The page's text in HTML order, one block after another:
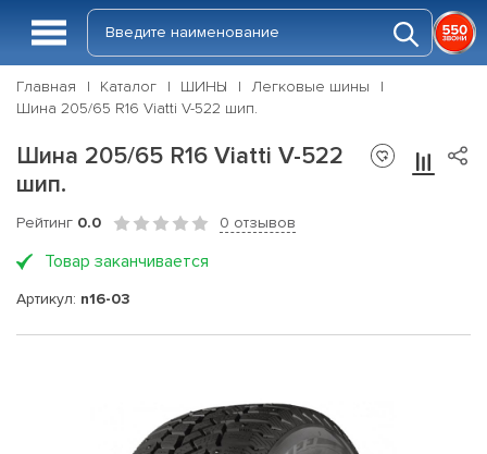
Главная Каталог ШИНЫ
Легковые шины
Шина 205/65 R16 Viatti V-522 шип.
Шина 205/65 R16 Viatti V-522
шип.
Рейтинг 0.0 0 отзывов
Товар заканчивается
Артикул: n16-03